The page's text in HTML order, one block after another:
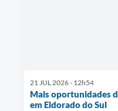
21 JUL 2026 - 12h54
Mais oportunidades
em Eldorado do Sul